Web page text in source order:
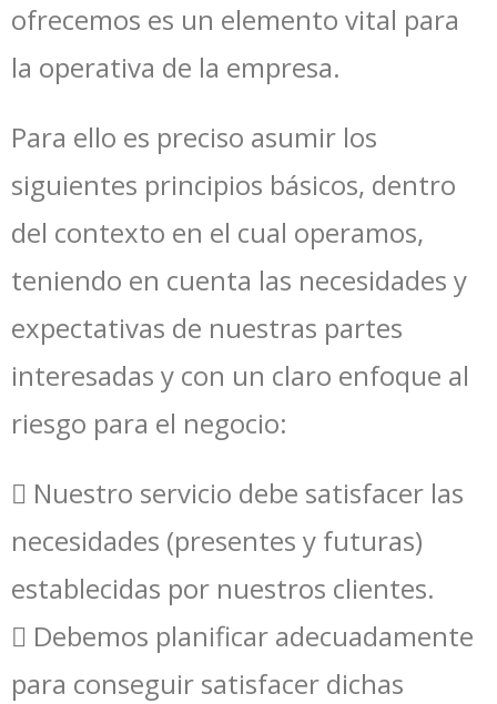
ofrecemos es un elemento vital para
la operativa de la empresa.
Para ello es preciso asumir los
siguientes principios básicos, dentro
del contexto en el cual operamos,
teniendo en cuenta las necesidades y
expectativas de nuestras partes
interesadas y con un claro enfoque al
riesgo para el negocio:
 Nuestro servicio debe satisfacer las
necesidades (presentes y futuras)
establecidas por nuestros clientes.
 Debemos planificar adecuadamente
para conseguir satisfacer dichas